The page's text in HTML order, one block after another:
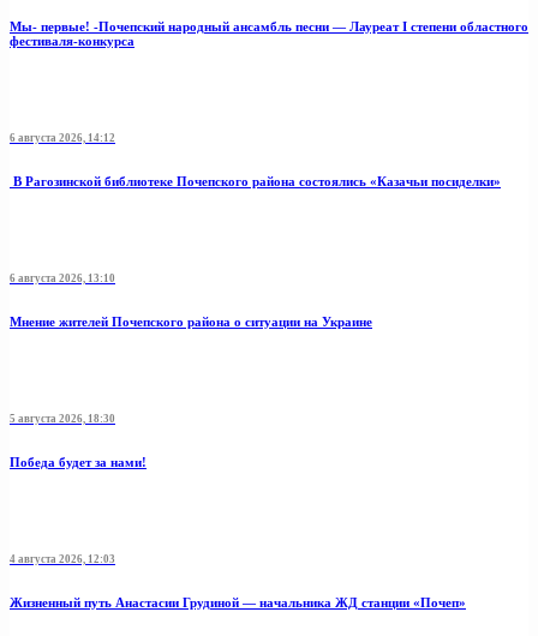
Мы- первые! -Почепский народный ансамбль песни — Лауреат I степени областного
фестиваля-конкурса
6 августа 2026, 14:12
В Рагозинской библиотеке Почепского района состоялись «Казачьи посиделки»
6 августа 2026, 13:10
Мнение жителей Почепского района о ситуации на Украине
5 августа 2026, 18:30
Победа будет за нами!
4 августа 2026, 12:03
Жизненный путь Анастасии Грудиной — начальника ЖД станции «Почеп»